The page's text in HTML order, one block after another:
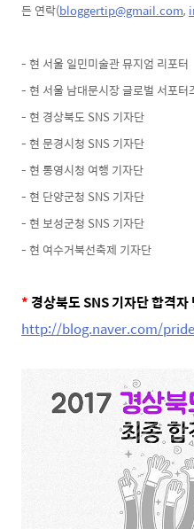
든 연락(bloggertip@gmail.com,
- 현 서울 일민미술관 뮤지엄 리포터
- 현 서울남대문시장 글로벌 서포터
- 현 경상북도 SNS 기자단
- 현 문경시청 SNS 기자단
- 현 통영시청 여행 기자단
- 현 단양군청 SNS 기자단
- 현 보성군청 SNS 기자단
- 현 여수거북선축제 기자단
* 경상북도 SNS 기자단 합격자
http://blog.naver.com/